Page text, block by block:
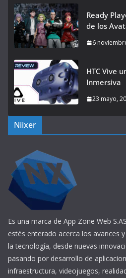
Ready
de los
6
HTC Vive
Inmersiva
23 mayo,
Niixer
Es una marca de App Zone Web
estés enterado acerca los avances
la tecnología, desde nuevas
pasando por desarrollo de
infraestructura, videojuegos,